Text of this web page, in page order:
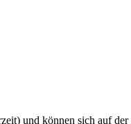
und können sich auf